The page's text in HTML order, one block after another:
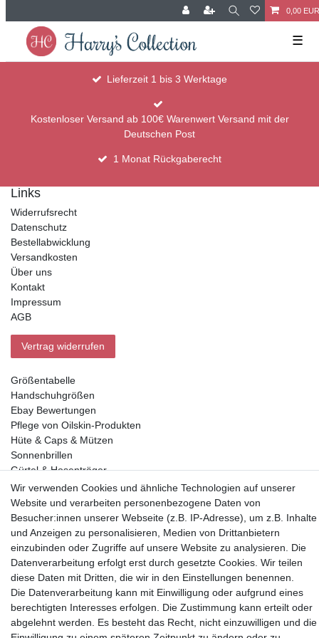
0,00 EUR
☰
Lieferzeit 1 bis 3 Werktage
Kostenloser Versand ab 100€ Warenwert Versand mit der
Deutschen Post
1 Monat Rückgaberecht
Links
Widerrufsrecht
Datenschutz
Bestellabwicklung
Versandkosten
Über uns
Kontakt
Impressum
AGB
Vertrag widerrufen
Größentabelle
Handschuhgrößen
Ebay Bewertungen
Pflege von Oilskin-Produkten
Hüte & Caps & Mützen
Sonnenbrillen
Gürtel & Hosenträger
Geldbörsen
Vorkasse, Abholung
Partner
Wir verwenden Cookies und ähnliche Technologien auf unserer
Website und verarbeiten personenbezogene Daten von
Besucher:innen unserer Webseite (z.B. IP-Adresse), um z.B. Inhalte
und Anzeigen zu personalisieren, Medien von Drittanbietern
einzubinden oder Zugriffe auf unsere Website zu analysieren. Die
Datenverarbeitung erfolgt erst durch gesetzte Cookies. Wir teilen
diese Daten mit Dritten, die wir in den Einstellungen benennen.
Die Datenverarbeitung kann mit Einwilligung oder aufgrund eines
berechtigten Interesses erfolgen. Die Zustimmung kann erteilt oder
abgelehnt werden. Es besteht das Recht, nicht einzuwilligen und die